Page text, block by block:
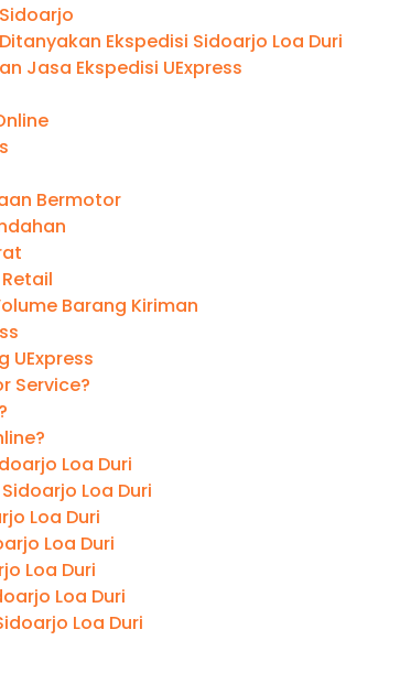
Ekspedisi Sidoarjo Loa Duri
Jasa Ekspedisi UExpress
Bermotor
Barang Kiriman
UExpress
Service?
Loa Duri
Loa Duri
Loa Duri
Loa Duri
Loa Duri
Loa Duri
Loa Duri